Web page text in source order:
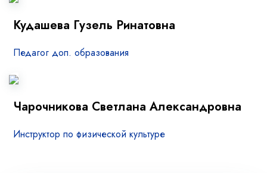
Кудашева Гузель Ринатовна
Педагог доп. образования
Чарочникова Светлана Александровна
Инструктор по физической культуре